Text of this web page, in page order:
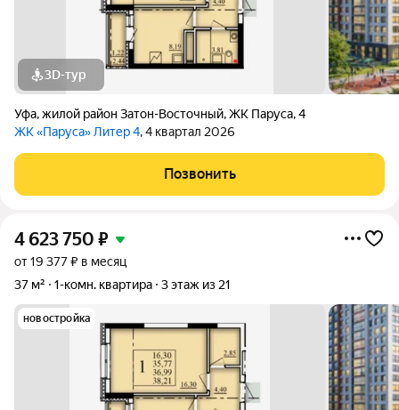
3D-тур
Уфа,жилой район Затон-Восточный,ЖК Паруса,4
ЖК «Паруса» Литер 4, 4 квартал 2026
Позвонить
4 623 750 ₽
от 19 377 ₽ в месяц
37 м²
1-комн. квартира 3 этаж из 21
новостройка